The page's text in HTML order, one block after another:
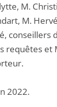
M.
M.
conseillers
requêtes et
2022.